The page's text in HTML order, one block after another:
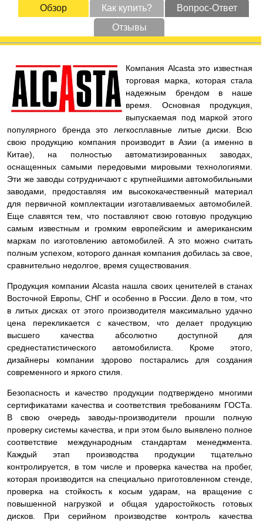
Обзор Как купить?
Вопрос-Ответ
Отзывы
Компания Alcasta это известная
торговая марка, которая стала
надежным брендом в наше
время. Основная продукция,
выпускаемая под маркой этого
популярного бренда это легкосплавные литые диски. Всю
свою продукцию компания производит в Азии (а именно в
Китае), на полностью автоматизированных заводах,
оснащенных самыми передовыми мировыми технологиями.
Эти же заводы сотрудничают с крупнейшими автомобильными
заводами, предоставляя им высококачественный материал
для первичной комплектации изготавливаемых автомобилей.
Еще славятся тем, что поставляют свою готовую продукцию
самым известным и громким европейским и американским
маркам по изготовлению автомобилей. А это можно считать
полным успехом, которого данная компания добилась за свое,
сравнительно недолгое, время существования.
Продукция компании Alcasta нашла своих ценителей в станах
Восточной Европы, СНГ и особенно в России. Дело в том, что
в литых дисках от этого производителя максимально удачно
цена перекликается с качеством, что делает продукцию
высшего качества абсолютно доступной для
среднестатистического автомобилиста. Кроме этого,
дизайнеры компании здорово постарались для создания
современного и яркого стиля.
Безопасность и качество продукции подтверждено многими
сертификатами качества и соответствия требованиям ГОСТа.
В свою очередь заводы-производители прошли полную
проверку системы качества, и при этом было выявлено полное
соответствие международным стандартам менеджмента.
Каждый этап производства продукции тщательно
контролируется, в том числе и проверка качества на пробег,
которая производится на специально приготовленном стенде,
проверка на стойкость к косым ударам, на вращение с
повышенной нагрузкой и общая ударостойкость готовых
дисков. При серийном производстве контроль качества